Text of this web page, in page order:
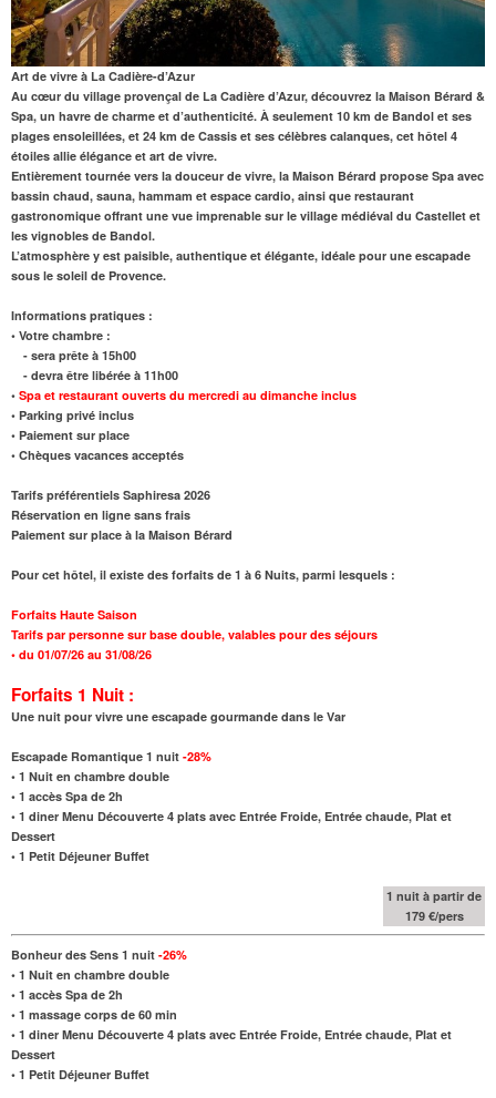
Art de vivre à La Cadière-d’Azur
Au cœur du village provençal de La Cadière d’Azur, découvrez la Maison Bérard &
Spa, un havre de charme et d’authenticité. À seulement 10 km de Bandol et ses
plages ensoleillées, et 24 km de Cassis et ses célèbres calanques, cet hôtel 4
étoiles allie élégance et art de vivre.
Entièrement tournée vers la douceur de vivre, la Maison Bérard propose Spa avec
bassin chaud, sauna, hammam et espace cardio, ainsi que restaurant
gastronomique offrant une vue imprenable sur le village médiéval du Castellet et
les vignobles de Bandol.
L’atmosphère y est paisible, authentique et élégante, idéale pour une escapade
sous le soleil de Provence.
Informations pratiques :
• Votre chambre :
- sera prête à 15h00
- devra être libérée à 11h00
• Spa et restaurant ouverts du mercredi au dimanche inclus
• Parking privé inclus
• Paiement sur place
• Chèques vacances acceptés
Tarifs préférentiels Saphiresa 2026
Réservation en ligne sans frais
Paiement sur place à la Maison Bérard
Pour cet hôtel, il existe des forfaits de 1 à 6 Nuits, parmi lesquels :
Forfaits Haute Saison
Tarifs par personne sur base double, valables pour des séjours
• du 01/07/26 au 31/08/26
Forfaits 1 Nuit :
Une nuit pour vivre une escapade gourmande dans le Var
Escapade Romantique 1 nuit -28%
• 1 Nuit en chambre double
• 1 accès Spa de 2h
• 1 diner Menu Découverte 4 plats avec Entrée Froide, Entrée chaude, Plat et
Dessert
• 1 Petit Déjeuner Buffet
1 nuit à partir de
179 €/pers
Bonheur des Sens 1 nuit -26%
• 1 Nuit en chambre double
• 1 accès Spa de 2h
• 1 massage corps de 60 min
• 1 diner Menu Découverte 4 plats avec Entrée Froide, Entrée chaude, Plat et
Dessert
• 1 Petit Déjeuner Buffet